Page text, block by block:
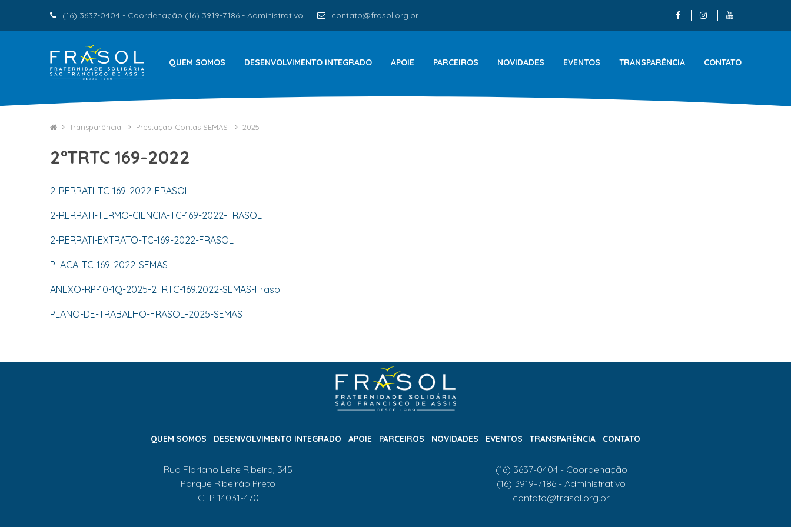
(16) 3637-0404 - Coordenação (16) 3919-7186 - Administrativo contato@frasol.org.br
QUEM SOMOS DESENVOLVIMENTO INTEGRADO APOIE PARCEIROS NOVIDADES EVENTOS TRANSPARÊNCIA CONTATO
Transparência Prestação Contas SEMAS 2025
2ºTRTC 169-2022
2-RERRATI-TC-169-2022-FRASOL
2-RERRATI-TERMO-CIENCIA-TC-169-2022-FRASOL
2-RERRATI-EXTRATO-TC-169-2022-FRASOL
PLACA-TC-169-2022-SEMAS
ANEXO-RP-10-1Q-2025-2TRTC-169.2022-SEMAS-Frasol
PLANO-DE-TRABALHO-FRASOL-2025-SEMAS
QUEM SOMOS DESENVOLVIMENTO INTEGRADO APOIE PARCEIROS NOVIDADES EVENTOS TRANSPARÊNCIA CONTATO
Rua Floriano Leite Ribeiro, 345
Parque Ribeirão Preto
CEP 14031-470
(16) 3637-0404 - Coordenação
(16) 3919-7186 - Administrativo
contato@frasol.org.br